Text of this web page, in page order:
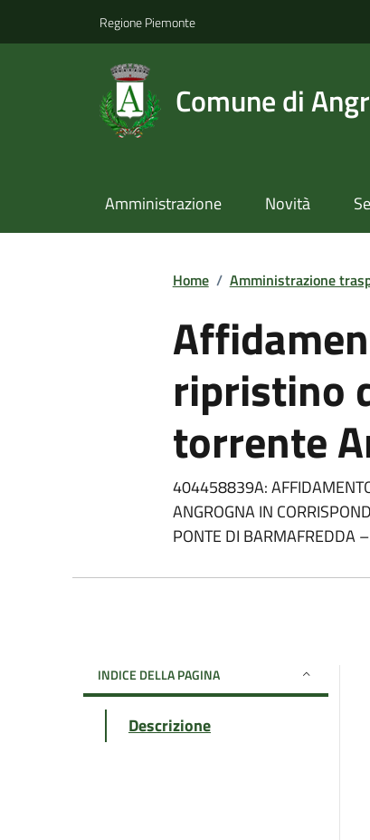
Regione Piemonte
Comune di
Amministrazione Novità
Home / Amministrazione
ripristino
torrente
404458839A:
ANGROGNA IN
PONTE DI BARMAFREDDA
INDICE DELLA PAGINA
Descrizione